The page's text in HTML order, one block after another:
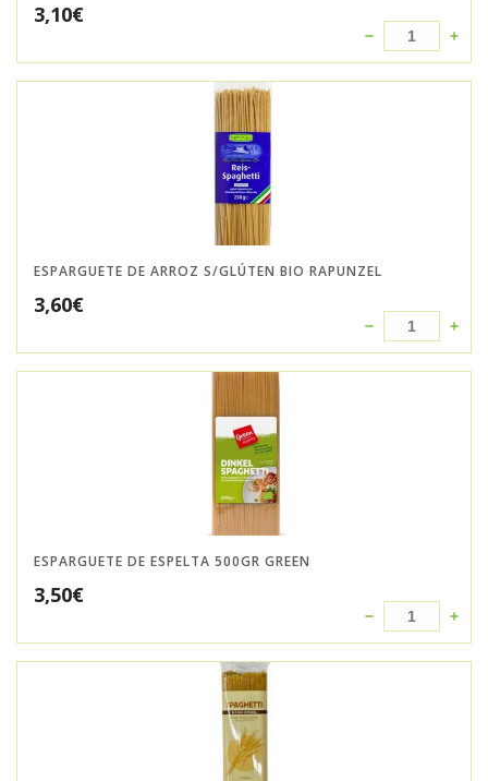
3,10€
ESPARGUETE DE ARROZ S/GLÚTEN BIO RAPUNZEL
3,60€
ESPARGUETE DE ESPELTA 500GR GREEN
3,50€